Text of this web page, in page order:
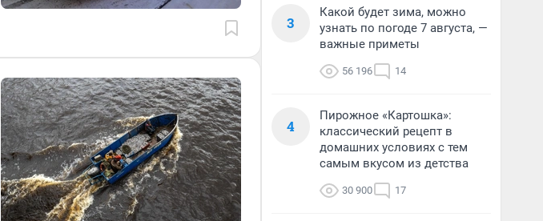
3
Какой будет зима, можно
узнать по погоде 7 августа, —
важные приметы
56 196 14
4
Пирожное «Картошка»:
классический рецепт в
домашних условиях с тем
самым вкусом из детства
30 900 17